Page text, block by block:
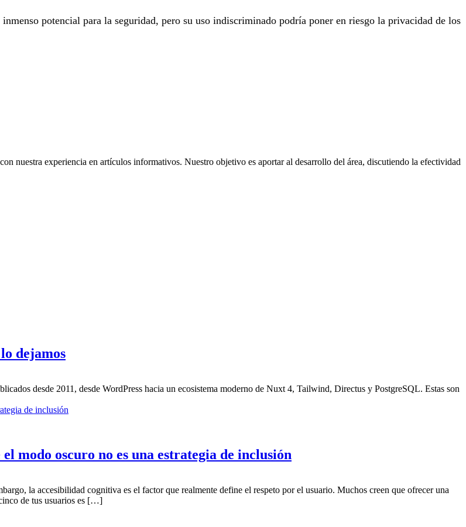
potencial para la seguridad, pero su uso indiscriminado podría poner en riesgo la privacidad de los
nuestra experiencia en artículos informativos. Nuestro objetivo es aportar al desarrollo del área, discutiendo la efectividad
dejamos
desde 2011, desde WordPress hacia un ecosistema moderno de Nuxt 4, Tailwind, Directus y PostgreSQL. Estas son
modo oscuro no es una estrategia de inclusión
la accesibilidad cognitiva es el factor que realmente define el respeto por el usuario. Muchos creen que ofrecer una
de tus usuarios es […]